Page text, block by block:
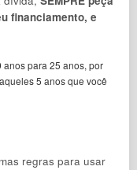
financiamento, e
anos para 25 anos, por
5 anos que você
regras para usar